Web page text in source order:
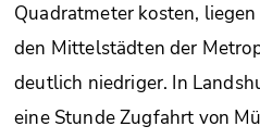
Quadratmeter kosten,
den Mittelstädten der
deutlich niedriger. In
eine Stunde Zugfahrt von